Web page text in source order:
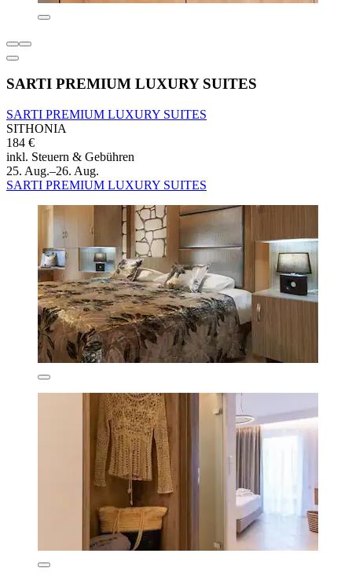
SARTI PREMIUM LUXURY SUITES
SARTI PREMIUM LUXURY SUITES
SITHONIA
184 €
inkl. Steuern & Gebühren
25. Aug.–26. Aug.
SARTI PREMIUM LUXURY SUITES